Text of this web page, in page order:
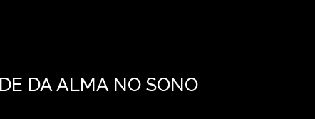
DA ALMA NO SONO